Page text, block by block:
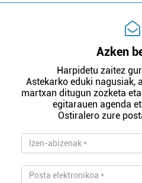
Azken
Harpidetu zaitez
Astekarko eduki nagusiak,
martxan ditugun zozketa
egitarauen agenda
Ostiralero zure